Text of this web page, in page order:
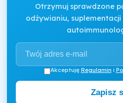
Otrzymuj sprawdzone
odżywianiu,
Akceptuję Regulamin i
Zapisz